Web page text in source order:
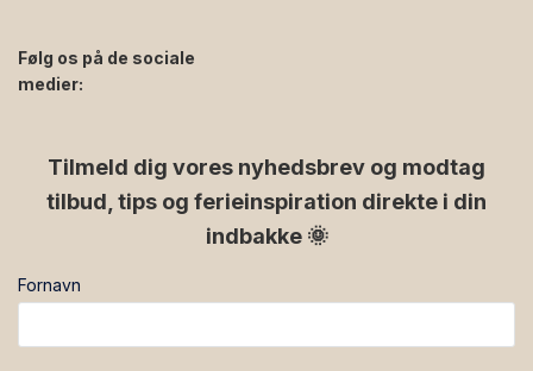
Følg os på de sociale
medier:
Tilmeld dig vores nyhedsbrev og modtag
tilbud, tips og ferieinspiration direkte i din
indbakke 🌞
Fornavn